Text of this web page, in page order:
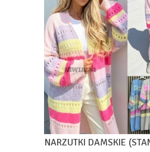
NARZUTKI DAMSKIE